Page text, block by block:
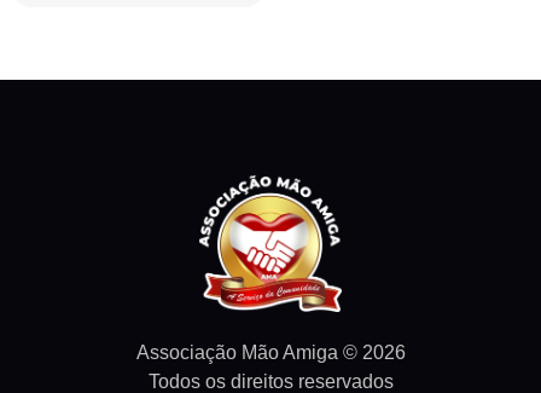
Associação Mão Amiga © 2026
Todos os direitos reservados